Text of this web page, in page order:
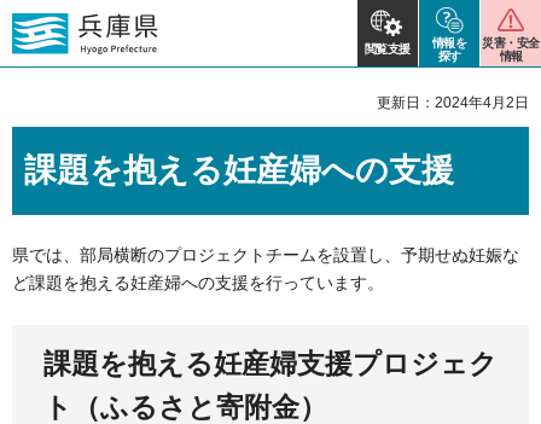
閲覧支援
情報を
探す
災害・安全
情報
更新日：2024年4月2日
課題を抱える妊産婦への支援
県では、部局横断のプロジェクトチームを設置し、予期せぬ妊娠な
ど課題を抱える妊産婦への支援を行っています。
課題を抱える妊産婦支援プロジェク
ト（ふるさと寄附金）